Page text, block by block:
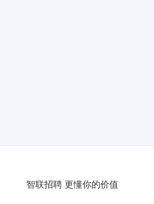
智联招聘 更懂你的价值